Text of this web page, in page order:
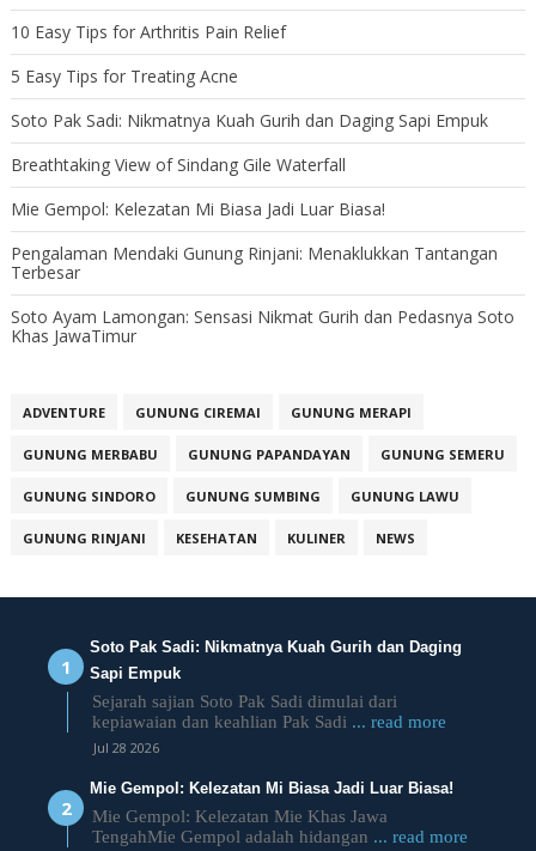
10 Easy Tips for Arthritis Pain Relief
5 Easy Tips for Treating Acne
Soto Pak Sadi: Nikmatnya Kuah Gurih dan Daging Sapi Empuk
Breathtaking View of Sindang Gile Waterfall
Mie Gempol: Kelezatan Mi Biasa Jadi Luar Biasa!
Pengalaman Mendaki Gunung Rinjani: Menaklukkan Tantangan
Terbesar
Soto Ayam Lamongan: Sensasi Nikmat Gurih dan Pedasnya Soto
Khas JawaTimur
ADVENTURE GUNUNG CIREMAI GUNUNG MERAPI
GUNUNG MERBABU GUNUNG PAPANDAYAN GUNUNG SEMERU
GUNUNG SINDORO GUNUNG SUMBING GUNUNG LAWU
GUNUNG RINJANI KESEHATAN KULINER NEWS
Soto Pak Sadi: Nikmatnya Kuah Gurih dan Daging
Sapi Empuk
Sejarah sajian Soto Pak Sadi dimulai dari
kepiawaian dan keahlian Pak Sadi ... read more
Jul 28 2026
Mie Gempol: Kelezatan Mi Biasa Jadi Luar Biasa!
Mie Gempol: Kelezatan Mie Khas Jawa
TengahMie Gempol adalah hidangan ... read more